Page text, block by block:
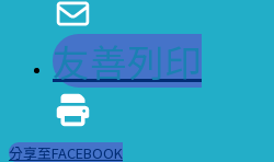
友善列印
分享至FACEBOOK